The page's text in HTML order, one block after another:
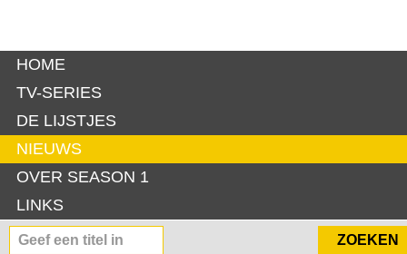
HOME
TV-SERIES
DE LIJSTJES
NIEUWS
OVER SEASON 1
LINKS